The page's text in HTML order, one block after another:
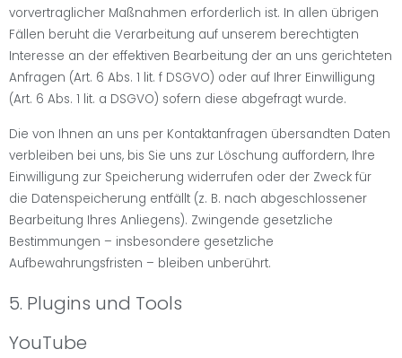
vorvertraglicher Maßnahmen erforderlich ist. In allen übrigen
Fällen beruht die Verarbeitung auf unserem berechtigten
Interesse an der effektiven Bearbeitung der an uns gerichteten
Anfragen (Art. 6 Abs. 1 lit. f DSGVO) oder auf Ihrer Einwilligung
(Art. 6 Abs. 1 lit. a DSGVO) sofern diese abgefragt wurde.
Die von Ihnen an uns per Kontaktanfragen übersandten Daten
verbleiben bei uns, bis Sie uns zur Löschung auffordern, Ihre
Einwilligung zur Speicherung widerrufen oder der Zweck für
die Datenspeicherung entfällt (z. B. nach abgeschlossener
Bearbeitung Ihres Anliegens). Zwingende gesetzliche
Bestimmungen – insbesondere gesetzliche
Aufbewahrungsfristen – bleiben unberührt.
5. Plugins und Tools
YouTube